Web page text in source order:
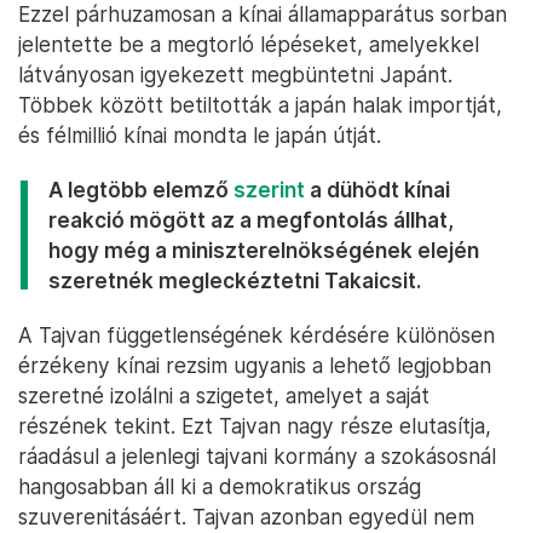
Ezzel párhuzamosan a kínai államapparátus sorban
jelentette be a megtorló lépéseket, amelyekkel
látványosan igyekezett megbüntetni Japánt.
Többek között betiltották a japán halak importját,
és félmillió kínai mondta le japán útját.
A legtöbb elemző szerint a dühödt kínai
reakció mögött az a megfontolás állhat,
hogy még a miniszterelnökségének elején
szeretnék megleckéztetni Takaicsit.
A Tajvan függetlenségének kérdésére különösen
érzékeny kínai rezsim ugyanis a lehető legjobban
szeretné izolálni a szigetet, amelyet a saját
részének tekint. Ezt Tajvan nagy része elutasítja,
ráadásul a jelenlegi tajvani kormány a szokásosnál
hangosabban áll ki a demokratikus ország
szuverenitásáért. Tajvan azonban egyedül nem